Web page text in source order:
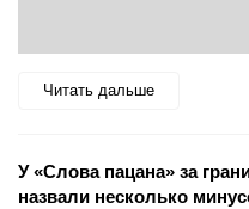
Читать дальше
У «Слова пацана» за
назвали несколько